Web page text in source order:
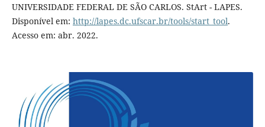
UNIVERSIDADE FEDERAL DE SÃO CARLOS. StArt - LAPES.
Disponível em: http://lapes.dc.ufscar.br/tools/start_tool.
Acesso em: abr. 2022.